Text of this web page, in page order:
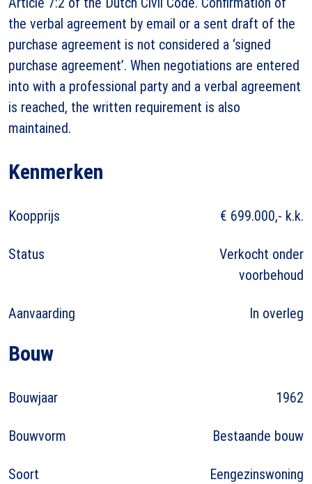
the verbal agreement by email or a sent draft of the
purchase agreement is not considered a ‘signed
purchase agreement’. When negotiations are entered
into with a professional party and a verbal agreement
is reached, the written requirement is also
maintained.
Kenmerken
Koopprijs € 699.000,- k.k.
Status
Verkocht onder
voorbehoud
Aanvaarding In overleg
Bouw
Bouwjaar 1962
Bouwvorm Bestaande bouw
Soort Eengezinswoning